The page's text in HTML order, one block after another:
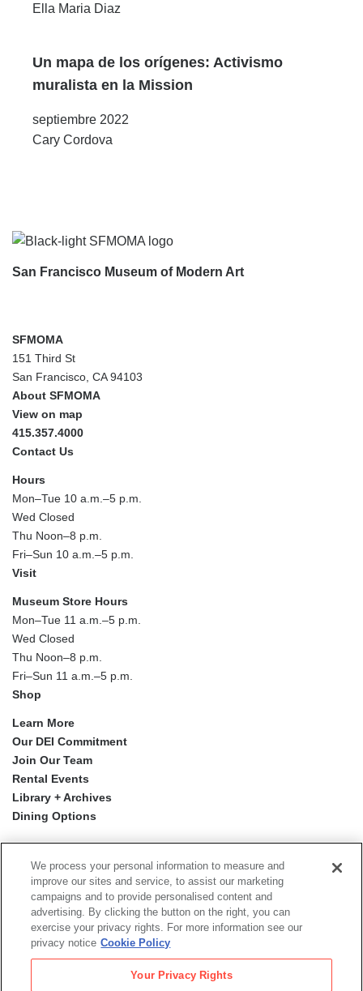
Ella Maria Diaz
Un mapa de los orígenes: Activismo
muralista en la Mission
septiembre 2022
Cary Cordova
San Francisco Museum of Modern Art
SFMOMA
151 Third St
San Francisco, CA 94103
About SFMOMA
View on map
415.357.4000
Contact Us
Hours
Mon–Tue 10 a.m.–5 p.m.
Wed Closed
Thu Noon–8 p.m.
Fri–Sun 10 a.m.–5 p.m.
Visit
Museum Store Hours
Mon–Tue 11 a.m.–5 p.m.
Wed Closed
Thu Noon–8 p.m.
Fri–Sun 11 a.m.–5 p.m.
Shop
Learn More
Our DEI Commitment
Join Our Team
Rental Events
Library + Archives
Dining Options
Social
media
Newsletter Sign-up
© 2026 San Francisco Museum of Modern Art
Proyecto Mission Muralsis a digital publication by the San
Francisco Museum of Modern Art.
The views, findings, conclusions or recommendations
expressed in this digital publication do not necessarily
We process your personal information to measure and
improve our sites and service, to assist our marketing
campaigns and to provide personalised content and
advertising. By clicking the button on the right, you can
exercise your privacy rights. For more information see our
privacy notice Cookie Policy
Your Privacy Rights